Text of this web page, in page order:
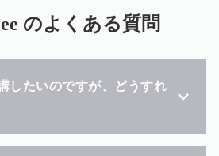
のよくある質問
したいのですが、どうすれ